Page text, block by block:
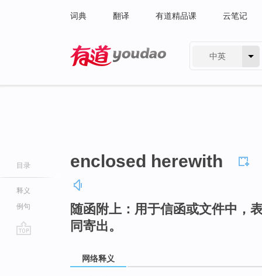
词典 翻译 有道精品课 云笔记
中英
目录
释义
例句
enclosed herewith
随函附上：用于信函或文件中，
同寄出。
网络释义